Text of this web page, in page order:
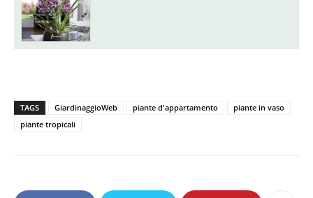
TAGS GiardinaggioWeb piante d'appartamento
piante in vaso
piante tropicali